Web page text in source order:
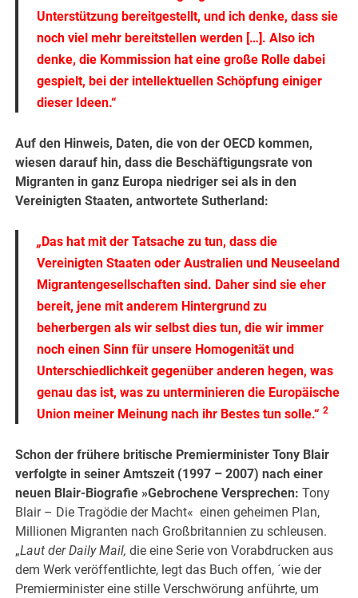
Unterstützung bereitgestellt, und ich denke, dass sie
noch viel mehr bereitstellen werden […]. Also ich
denke, die Kommission hat eine große Rolle dabei
gespielt, bei der intellektuellen Schöpfung einiger
dieser Ideen.“
Auf den Hinweis, Daten, die von der OECD kommen,
wiesen darauf hin, dass die Beschäftigungsrate von
Migranten in ganz Europa niedriger sei als in den
Vereinigten Staaten, antwortete Sutherland:
„ Das hat mit der Tatsache zu tun, dass die
Vereinigten Staaten oder Australien und Neuseeland
Migrantengesellschaften sind. Daher sind sie eher
bereit, jene mit anderem Hintergrund zu
beherbergen als wir selbst dies tun, die wir immer
noch einen Sinn für unsere Homogenität und
Unterschiedlichkeit gegenüber anderen hegen, was
genau das ist, was zu unterminieren die Europäische
Union meiner Meinung nach ihr Bestes tun solle.“ 2
Schon der frühere britische Premierminister Tony Blair
verfolgte in seiner Amtszeit (1997 – 2007) nach einer
neuen Blair-Biografie »Gebrochene Versprechen: Tony
Blair – Die Tragödie der Macht« einen geheimen Plan,
Millionen Migranten nach Großbritannien zu schleusen.
„Laut derDaily Mail, die eine Serie von Vorabdrucken aus
dem Werk veröffentlichte, legt das Buch offen, ´wie der
Premierminister eine stille Verschwörung anführte, um